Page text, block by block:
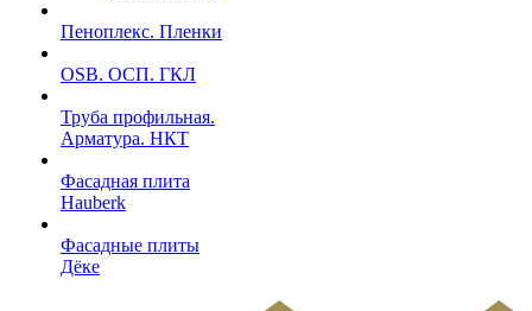
Пеноплекс. Пленки
OSB. ОСП. ГКЛ
Труба профильная.
Арматура. НКТ
Фасадная плита
Hauberk
Фасадные плиты
Дёке